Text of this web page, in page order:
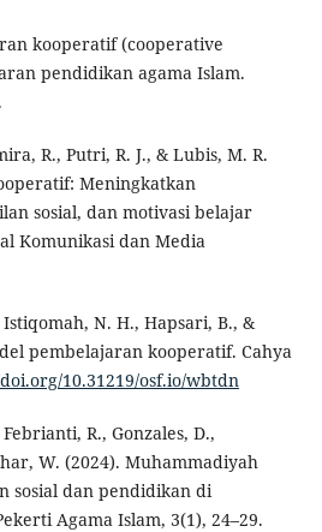
kooperatif (cooperative
pendidikan agama Islam.
R., Putri, R. J., & Lubis, M. R.
Meningkatkan
sosial, dan motivasi belajar
Komunikasi dan Media
N. H., Hapsari, B., &
pembelajaran kooperatif. Cahya
10.31219/osf.io/wbtdn
R., Gonzales, D.,
W. (2024). Muhammadiyah
sosial dan pendidikan di
Agama Islam, 3(1), 24–29.